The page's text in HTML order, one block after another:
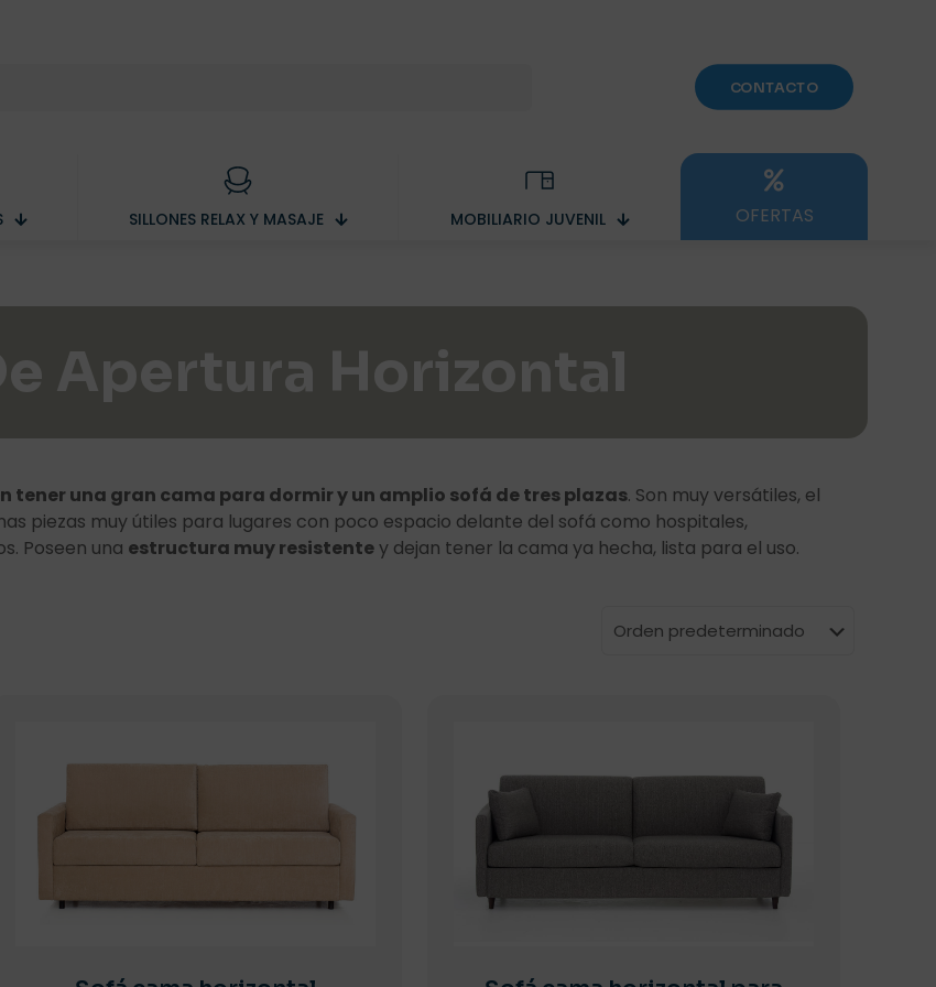
CONTACTO
SILLONES RELAX Y MASAJE MOBILIARIO JUVENIL OFERTAS
Apertura Horizontal
tener una gran cama para dormir y un amplio sofá de tres plazas. Son muy versátiles, el
piezas muy útiles para lugares con poco espacio delante del sofá como hospitales,
Poseen una estructura muy resistentey dejan tener la cama ya hecha, lista para el uso.